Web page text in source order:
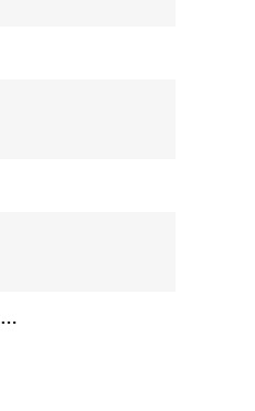
De Sigaret van Mesh Coil Disposable E